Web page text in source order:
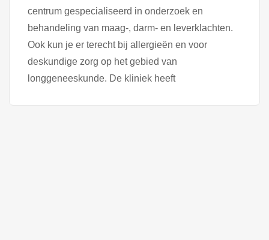
centrum gespecialiseerd in onderzoek en
behandeling van maag-, darm- en leverklachten.
Ook kun je er terecht bij allergieën en voor
deskundige zorg op het gebied van
longgeneeskunde. De kliniek heeft